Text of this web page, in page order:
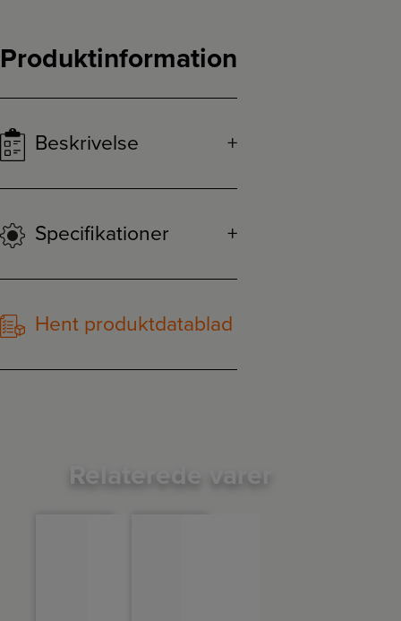
Produktinformation
Beskrivelse
Specifikationer
Hent produktdatablad
Relaterede varer